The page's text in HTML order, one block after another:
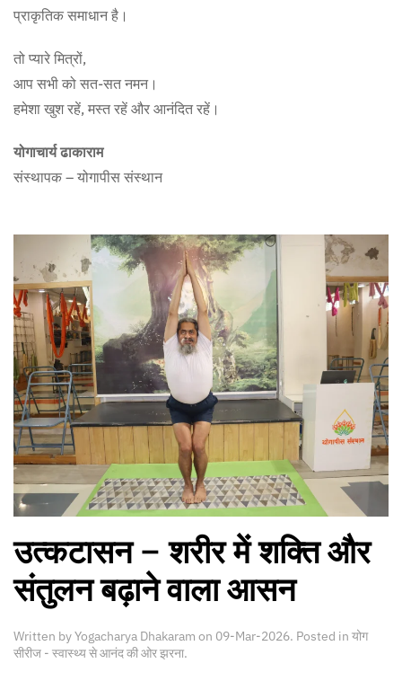
प्राकृतिक समाधान है।
तो प्यारे मित्रों,
आप सभी को सत-सत नमन।
हमेशा खुश रहें, मस्त रहें और आनंदित रहें।
योगाचार्य ढाकाराम
संस्थापक – योगापीस संस्थान
उत्कटासन – शरीर में शक्ति और
संतुलन बढ़ाने वाला आसन
Written byYogacharya Dhakaram on 09-Mar-2026. Posted in योग
सीरीज - स्वास्थ्य से आनंद की ओर झरना.